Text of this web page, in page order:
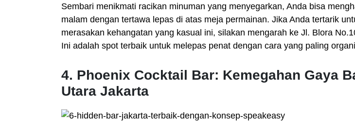
Sembari menikmati racikan minuman yang menyegarkan, Anda bisa
malam dengan tertawa lepas di atas meja permainan. Jika Anda tertarik
merasakan kehangatan yang kasual ini, silakan mengarah ke Jl. Blora
Ini adalah spot terbaik untuk melepas penat dengan cara yang paling
4. Phoenix Cocktail Bar: Kemegahan Gaya
Utara Jakarta